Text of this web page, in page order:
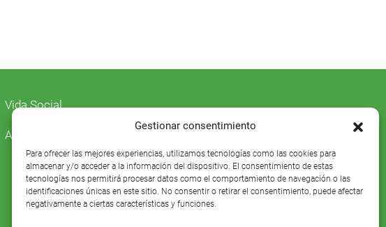
Gestionar consentimiento
Para ofrecer las mejores experiencias, utilizamos tecnologías como las cookies para
almacenar y/o acceder a la información del dispositivo. El consentimiento de estas
tecnologías nos permitirá procesar datos como el comportamiento de navegación o las
identificaciones únicas en este sitio. No consentir o retirar el consentimiento, puede afectar
negativamente a ciertas características y funciones.
Vida Social
Agenda